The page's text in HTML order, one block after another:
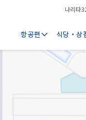
나리타
기
날
항공편 식당・상